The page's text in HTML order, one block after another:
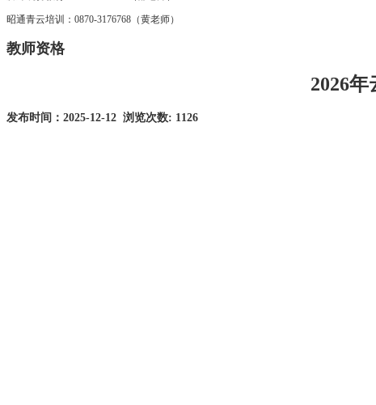
昭通青云培训：0870-3176768（黄老师）
教师资格
2026
发布时间：2025-12-12 浏览次数: 1126